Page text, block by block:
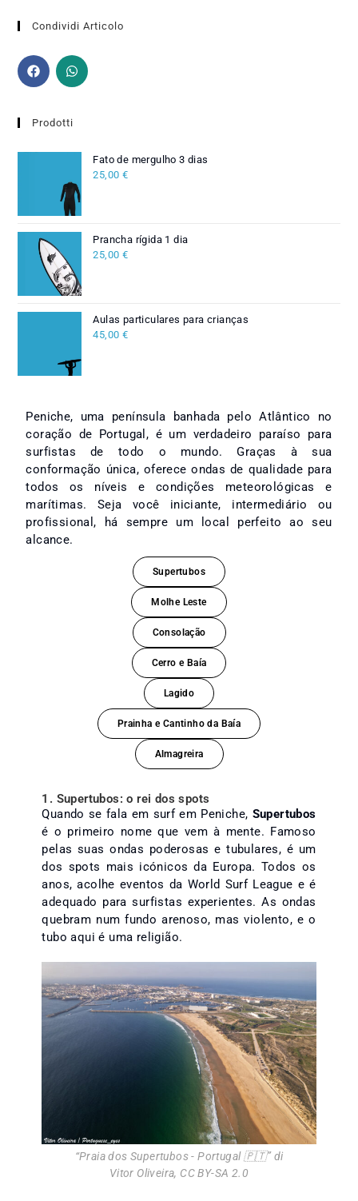
Peniche, uma península banhada pelo Atlântico no
coração de Portugal, é um verdadeiro paraíso para
surfistas de todo o mundo. Graças à sua
conformação única, oferece ondas de qualidade para
todos os níveis e condições meteorológicas e
marítimas. Seja você iniciante, intermediário ou
profissional, há sempre um local perfeito ao seu
alcance.
Supertubos
Molhe Leste
Consolação
Cerro e Baía
Lagido
Prainha e Cantinho da Baía
Almagreira
1. Supertubos: o rei dos spots
Quando se fala em surf em Peniche, Supertubos
é o primeiro nome que vem à mente. Famoso
pelas suas ondas poderosas e tubulares, é um
dos spots mais icónicos da Europa. Todos os
anos, acolhe eventos da World Surf League e é
adequado para surfistas experientes. As ondas
quebram num fundo arenoso, mas violento, e o
tubo aqui é uma religião.
“Praia dos Supertubos - Portugal 🇵🇹” di
Vitor Oliveira, CC BY-SA 2.0
Condividi Articolo
Prodotti
Fato de mergulho 3 dias
25,00 €
Prancha rígida 1 dia
25,00 €
Aulas particulares para crianças
45,00 €